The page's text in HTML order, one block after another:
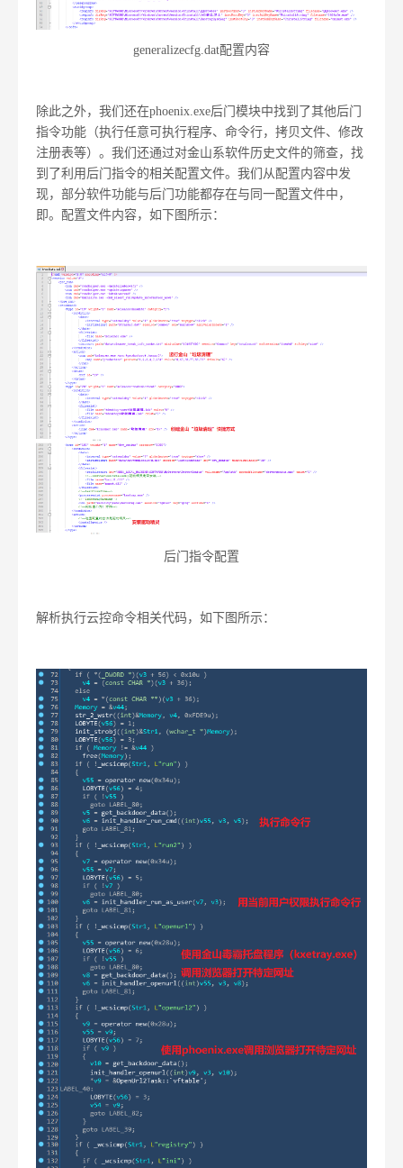
generalizecfg.dat配置内容
除此之外，我们还在phoenix.exe后门模块中找到了其他后门
指令功能（执行任意可执行程序、命令行，拷贝文件、修改
注册表等）。我们还通过对金山系软件历史文件的筛查，找
到了利用后门指令的相关配置文件。我们从配置内容中发
现，部分软件功能与后门功能都存在与同一配置文件中，
即。配置文件内容，如下图所示：
后门指令配置
解析执行云控命令相关代码，如下图所示：